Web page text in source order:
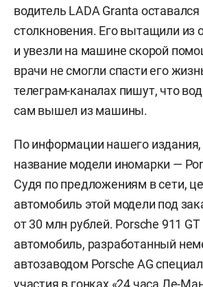
водитель LADA Granta
столкновения. Его вытащили из
и увезли на машине скорой
врачи не смогли спасти его
телеграм-каналах пишут, что
сам вышел из машины.
По информации нашего издания,
название модели иномарки —
Судя по предложениям в сети,
автомобиль этой модели под
от 30 млн рублей. Porsche 911
автомобиль, разработанный
автозаводом Porsche AG
участия в гонках «24 часа Ле-